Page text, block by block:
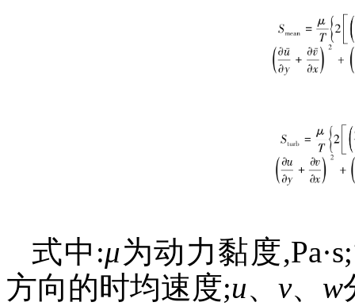
式中:μ为动力黏度,Pa·s;
方向的时均速度;u、 v、 w